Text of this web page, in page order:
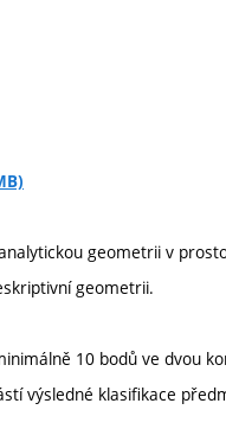
geometrii v
geometrii.
10 bodů ve dvou
výsledné klasifikace